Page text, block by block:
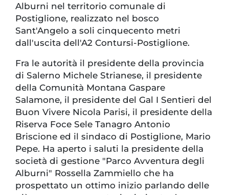
Alburni nel territorio comunale di
Postiglione, realizzato nel bosco
Sant'Angelo a soli cinquecento metri
dall'uscita dell'A2 Contursi-Postiglione.
Fra le autorità il presidente della provincia
di Salerno Michele Strianese, il presidente
della Comunità Montana Gaspare
Salamone, il presidente del Gal I Sentieri del
Buon Vivere Nicola Parisi, il presidente della
Riserva Foce Sele Tanagro Antonio
Briscione ed il sindaco di Postiglione, Mario
Pepe. Ha aperto i saluti la presidente della
società di gestione "Parco Avventura degli
Alburni" Rossella Zammiello che ha
prospettato un ottimo inizio parlando delle